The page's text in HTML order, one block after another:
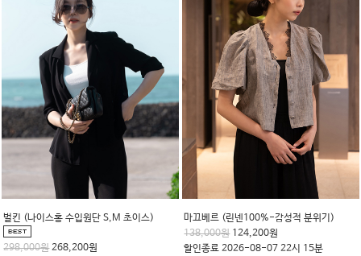
벌킨 (나이스홍 수입원단 S,M 초이스)
298,000원 268,200원
마끄베르 (린넨100%-감성적 분위기)
138,000원 124,200원
할인종료 2026-08-07 22시 15분